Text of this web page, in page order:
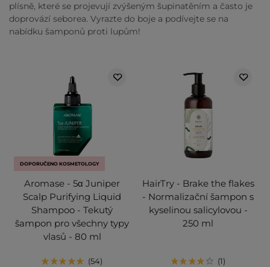
plísně, které se projevují zvýšeným šupinatěním a často je
doprovází seborea. Vyrazte do boje a podívejte se na
nabídku šamponů proti lupům!
DOPORUČENO KOSMETOLOGY
Aromase - 5α Juniper
Scalp Purifying Liquid
Shampoo - Tekutý
šampon pro všechny typy
vlasů - 80 ml
54
HairTry - Brake the flakes
- Normalizační šampon s
kyselinou salicylovou -
250 ml
1